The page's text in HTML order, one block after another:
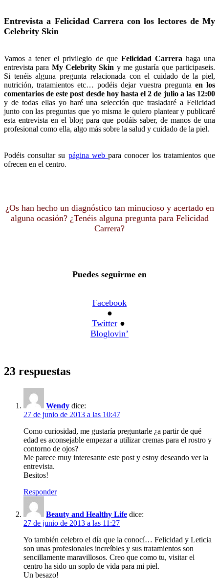
Entrevista a Felicidad Carrera con los lectores de My
Celebrity Skin
Vamos a tener el privilegio de que Felicidad Carrera haga una
entrevista para My Celebrity Skin y me gustaría que participaseis.
Si tenéis alguna pregunta relacionada con el cuidado de la piel,
nutrición, tratamientos etc… podéis dejar vuestra pregunta en los
comentarios de este post desde hoy hasta el 2 de julio a las 12:00
y de todas ellas yo haré una selección que trasladaré a Felicidad
junto con las preguntas que yo misma le quiero plantear y publicaré
esta entrevista en el blog para que podáis saber, de manos de una
profesional como ella, algo más sobre la salud y cuidado de la piel.
Podéis consultar su página webpara conocer los tratamientos que
ofrecen en el centro.
¿Os han hecho un diagnóstico tan minucioso y acertado en
alguna ocasión? ¿Tenéis alguna pregunta para Felicidad
Carrera?
Puedes seguirme en
Facebook
●
Twitter ●
Bloglovin’
23 respuestas
Wendy dice:
27 de junio de 2013 a las 10:47
Como curiosidad, me gustaría preguntarle ¿a partir de qué
edad es aconsejable empezar a utilizar cremas para el rostro y
contorno de ojos?
Me parece muy interesante este post y estoy deseando ver la
entrevista.
Besitos!
Responder
Beauty and Healthy Life dice:
27 de junio de 2013 a las 11:27
Yo también celebro el día que la conocí… Felicidad y Leticia
son unas profesionales increíbles y sus tratamientos son
sencillamente maravillosos. Creo que como tu, visitar el
centro ha sido un soplo de vida para mi piel.
Un besazo!